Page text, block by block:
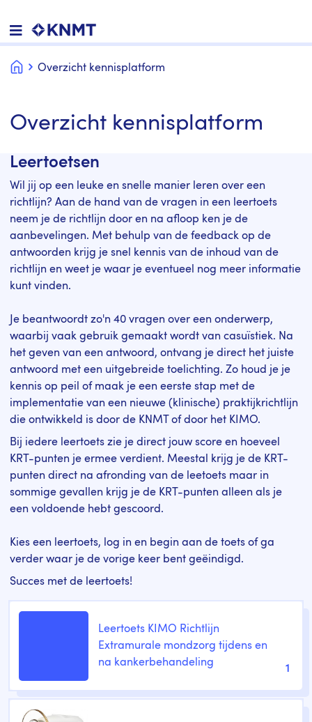
HomeOverzicht kennisplatform
Overzicht kennisplatform
Leertoetsen
Wil jij op een leuke en snelle manier leren over een
richtlijn? Aan de hand van de vragen in een leertoets
neem je de richtlijn door en na afloop ken je de
aanbevelingen. Met behulp van de feedback op de
antwoorden krijg je snel kennis van de inhoud van de
richtlijn en weet je waar je eventueel nog meer informatie
kunt vinden.
Je beantwoordt zo'n 40 vragen over een onderwerp,
waarbij vaak gebruik gemaakt wordt van casuïstiek. Na
het geven van een antwoord, ontvang je direct het juiste
antwoord met een uitgebreide toelichting. Zo houd je je
kennis op peil of maak je een eerste stap met de
implementatie van een nieuwe (klinische) praktijkrichtlijn
die ontwikkeld is door de KNMT of door het KIMO.
Bij iedere leertoets zie je direct jouw score en hoeveel
KRT-punten je ermee verdient. Meestal krijg je de KRT-
punten direct na afronding van de leetoets maar in
sommige gevallen krijg je de KRT-punten alleen als je
een voldoende hebt gescoord.
Kies een leertoets, log in en begin aan de toets of ga
verder waar je de vorige keer bent geëindigd.
Succes met de leertoets!
Leertoets KIMO Richtlijn
Extramurale mondzorg tijdens en
na kankerbehandeling
1